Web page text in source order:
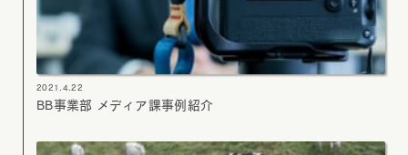
2021.4.22
BB事業部 メディア課事例紹介